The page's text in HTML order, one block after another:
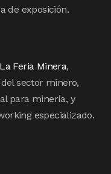
de exposición.
La Feria Minera,
sector minero,
para minería, y
especializado.